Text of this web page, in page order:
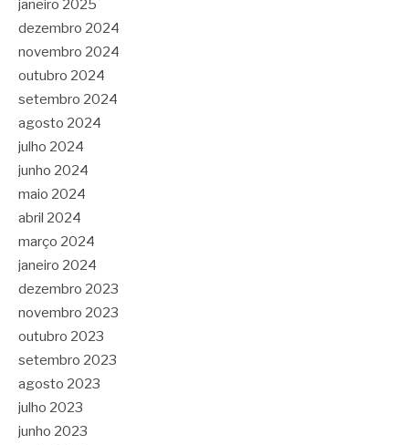
janeiro 2025
dezembro 2024
novembro 2024
outubro 2024
setembro 2024
agosto 2024
julho 2024
junho 2024
maio 2024
abril 2024
março 2024
janeiro 2024
dezembro 2023
novembro 2023
outubro 2023
setembro 2023
agosto 2023
julho 2023
junho 2023